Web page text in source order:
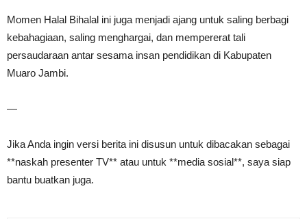
Momen Halal Bihalal ini juga menjadi ajang untuk saling berbagi
kebahagiaan, saling menghargai, dan mempererat tali
persaudaraan antar sesama insan pendidikan di Kabupaten
Muaro Jambi.
—
Jika Anda ingin versi berita ini disusun untuk dibacakan sebagai
**naskah presenter TV** atau untuk **media sosial**, saya siap
bantu buatkan juga.